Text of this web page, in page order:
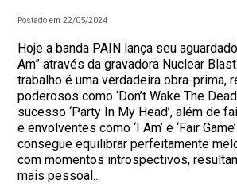
Postado em 22/05/2024
Hoje a banda PAIN lança seu
Am” através da gravadora Nuclear
trabalho é uma verdadeira obra-prima,
poderosos como ‘Don’t Wake The
sucesso ‘Party In My Head’, além de
e envolventes como ‘I Am’ e ‘Fair
consegue equilibrar perfeitamente
com momentos introspectivos,
mais pessoal...